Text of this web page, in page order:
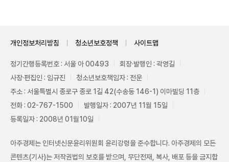
개인정보처리방침 청소년보호정책 사이트맵
정기간행등록번호 : 서울 아 00493
회장·발행인 : 곽영길
사장·편집인 : 임규진
청소년보호책임자 : 전운
주소 : 서울특별시 종로구 종로 1길 42(수송동 146-1) 이마빌딩 11층
전화 : 02-767-1500
발행일자 : 2007년 11월 15일
등록일자 : 2008년 01월10일
아주경제는 인터넷신문윤리위원회 윤리강령을 준수합니다. 아주경제의 모든
콘텐츠(기사)는 저작권법의 보호를 받으며, 무단전재, 복사, 배포 등을 금지합